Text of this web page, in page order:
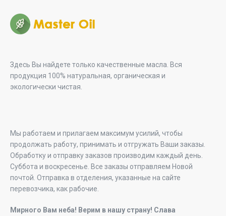
Здесь Вы найдете только качественные масла. Вся
продукция 100% натуральная, органическая и
экологически чистая.
Мы работаем и прилагаем максимум усилий, чтобы
продолжать работу, принимать и отгружать Ваши заказы.
Обработку и отправку заказов производим каждый день.
Суббота и воскресенье. Все заказы отправляем Новой
почтой. Отправка в отделения, указанные на сайте
перевозчика, как рабочие.
Мирного Вам неба! Верим в нашу страну! Слава